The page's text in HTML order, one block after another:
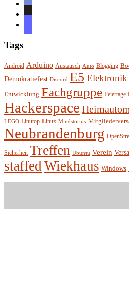
Tags
Android Arduino Austausch Auto Blogging
Demokratiefest Discord E5 Elektronik
Entwicklung Fachgruppe Feiertage
Hackerspace
LEGO Linutop Linux Mindstorms
Neubrandenburg
Sicherheit Treffen Ubuntu Verein
staffed Wiekhaus Windows